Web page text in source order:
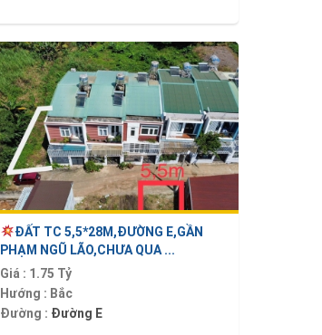
ĐẤT TC 5,5*28M,ĐƯỜNG E,GẦN
PHẠM NGŨ LÃO,CHƯA QUA ...
Giá : 1.75 Tỷ
Hướng : Bắc
Đường : Đường E